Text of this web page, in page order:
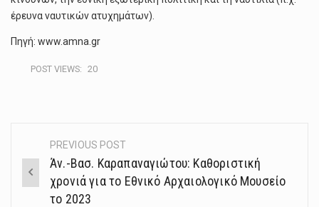
έρευνα ναυτικών ατυχημάτων).
Πηγή: www.amna.gr
POST VIEWS: 20
Post
navigation
PREVIOUS POST
Άν.-Βασ. Καραπαναγιώτου: Kαθοριστική
χρονιά για το Εθνικό Αρχαιολογικό Μουσείο
το 2023